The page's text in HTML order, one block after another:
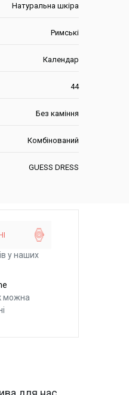
Натуральна шкіра
Римські
Календар
44
Без каміння
Комбінований
GUESS DRESS
у наших
можна